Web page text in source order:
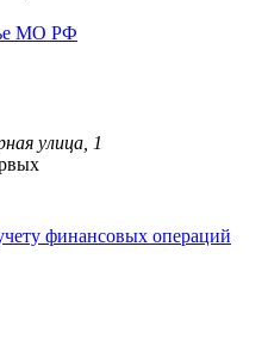
МО РФ
улица, 1
финансовых операций